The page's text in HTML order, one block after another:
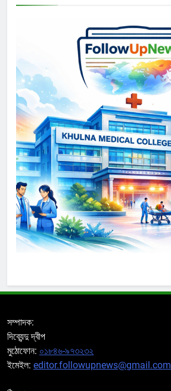
সম্পাদক:
দিব্যেন্দু দ্বীপ
মুঠোফোন: ০১৮৪৬-৯৭৩২৩২
ইমেইল: editor.followupnews@gmail.com